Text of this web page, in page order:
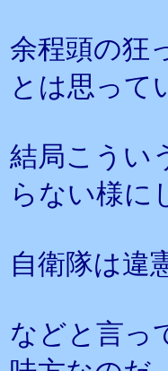
余程頭の狂
とは思って
結局こうい
らない様に
自衛隊は違
などと言っ